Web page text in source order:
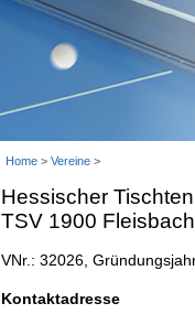
Home > Vereine >
Hessischer
TSV 1900 Fleisbach
VNr.: 32026,
Kontaktadresse